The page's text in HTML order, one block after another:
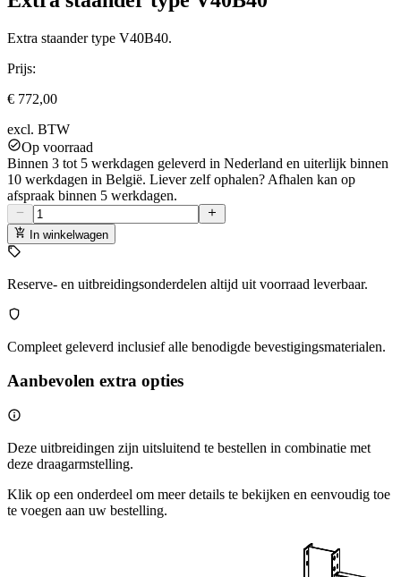
Extra staander type V40B40.
Prijs:
€ 772,00
excl. BTW
Op voorraad
Binnen 3 tot 5 werkdagen geleverd in Nederland en uiterlijk binnen
10 werkdagen in België. Liever zelf ophalen? Afhalen kan op
afspraak binnen 5 werkdagen.
In winkelwagen
Reserve- en uitbreidingsonderdelen altijd uit voorraad leverbaar.
Compleet geleverd inclusief alle benodigde bevestigingsmaterialen.
Aanbevolen extra opties
Deze uitbreidingen zijn uitsluitend te bestellen in combinatie met
deze draagarmstelling.
Klik op een onderdeel om meer details te bekijken en eenvoudig toe
te voegen aan uw bestelling.